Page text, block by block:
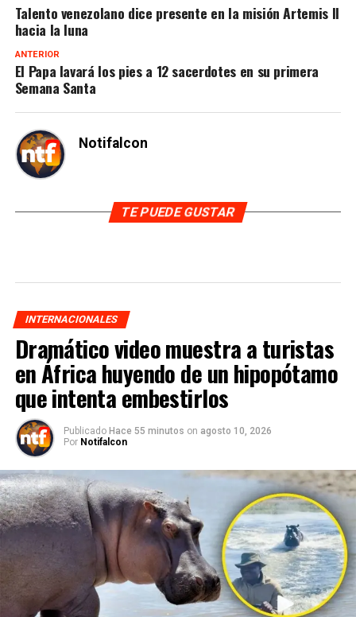
Talento venezolano dice presente en la misión Artemis II
hacia la luna
ANTERIOR
El Papa lavará los pies a 12 sacerdotes en su primera
Semana Santa
Notifalcon
TE PUEDE GUSTAR
INTERNACIONALES
Dramático video muestra a turistas
en África huyendo de un hipopótamo
que intenta embestirlos
Publicado Hace 55 minutos on agosto 10, 2026
Por Notifalcon